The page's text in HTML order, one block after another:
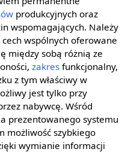
produkcyjnych oraz
wspomagających. Należy
wspólnych oferowane
między sobą różnią ze
zakresfunkcjonalny,
z tym właściwy w
jest tylko przy
nabywcę. Wśród
prezentowanego systemu
możliwość szybkiego
wymianie informacji